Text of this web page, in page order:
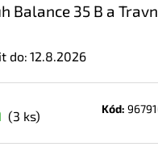
Balance 35 B a
do: 12.8.2026
(3 ks) Kód: